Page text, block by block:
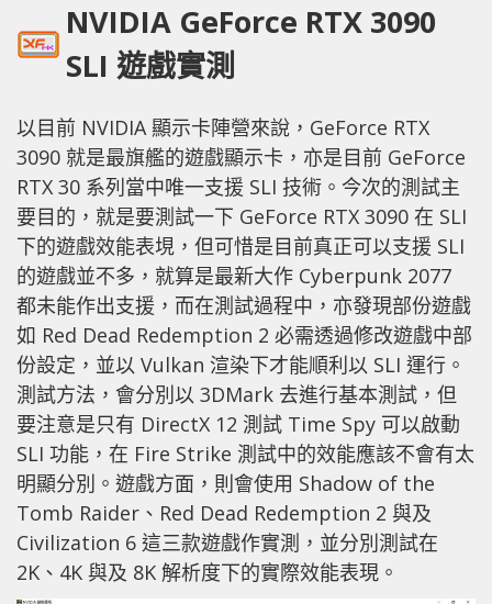
NVIDIA GeForce RTX 3090
SLI 遊戲實測
以目前 NVIDIA 顯示卡陣營來說，GeForce RTX
3090 就是最旗艦的遊戲顯示卡，亦是目前 GeForce
RTX 30 系列當中唯一支援 SLI 技術。今次的測試主
要目的，就是要測試一下 GeForce RTX 3090 在 SLI
下的遊戲效能表垷，但可惜是目前真正可以支援 SLI
的遊戲並不多，就算是最新大作 Cyberpunk 2077
都未能作出支援，而在測試過程中，亦發現部份遊戲
如 Red Dead Redemption 2 必需透過修改遊戲中部
份設定，並以 Vulkan 渲染下才能順利以 SLI 運行。
測試方法，會分別以 3DMark 去進行基本測試，但
要注意是只有 DirectX 12 測試 Time Spy 可以啟動
SLI 功能，在 Fire Strike 測試中的效能應該不會有太
明顯分別。遊戲方面，則會使用 Shadow of the
Tomb Raider、Red Dead Redemption 2 與及
Civilization 6 這三款遊戲作實測，並分別測試在
2K、4K 與及 8K 解析度下的實際效能表現。